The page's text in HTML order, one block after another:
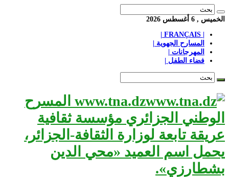
الخميس , 6 أغسطس 2026
المسارح الجهوية |
المهرجانات |
فضاء الطفل |
www.tna.dz المسرح
الوطني الجزائري مؤسسة ثقافية
عريقة تابعة لوزارة الثقافة-الجزائر،
يحمل اسم العميد «محي الدين
بشطارزي».